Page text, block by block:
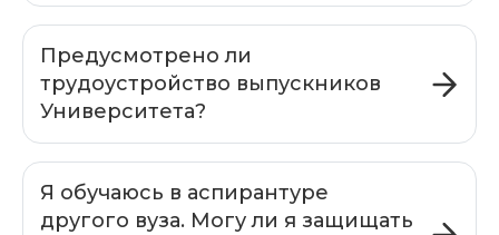
Предусмотрено ли
трудоустройство выпускников
Университета?
Я обучаюсь в аспирантуре
другого вуза. Могу ли я защищать